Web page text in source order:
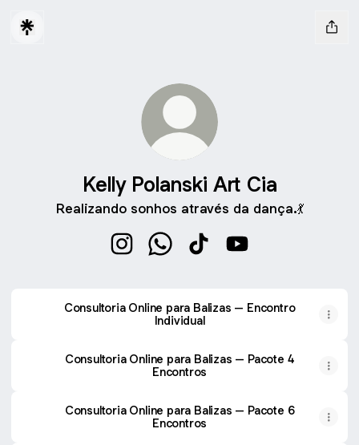
Kelly Polanski Art Cia
Realizando sonhos através da dança.💃
Consultoria Online para Balizas – Encontro
Individual
Consultoria Online para Balizas – Pacote 4
Encontros
Consultoria Online para Balizas – Pacote 6
Encontros